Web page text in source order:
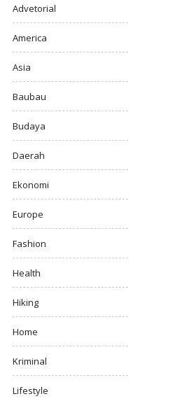
Advetorial
America
Asia
Baubau
Budaya
Daerah
Ekonomi
Europe
Fashion
Health
Hiking
Home
Kriminal
Lifestyle